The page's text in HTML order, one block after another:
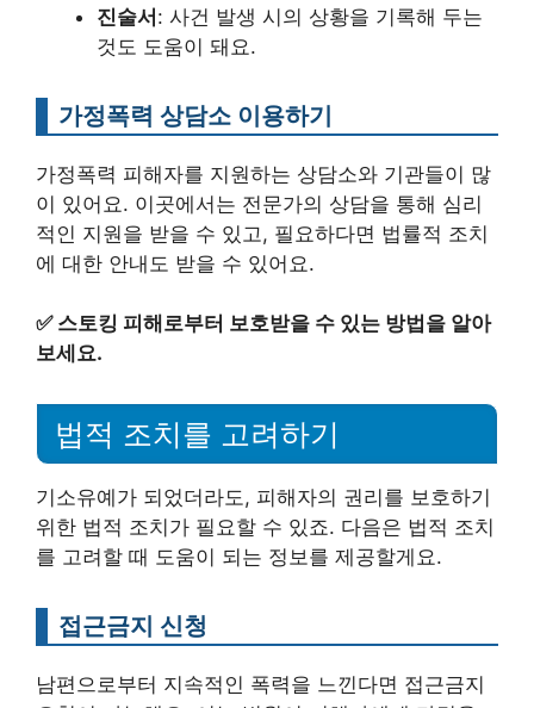
진술서: 사건 발생 시의 상황을 기록해 두는
것도 도움이 돼요.
가정폭력 상담소 이용하기
가정폭력 피해자를 지원하는 상담소와 기관들이 많
이 있어요. 이곳에서는 전문가의 상담을 통해 심리
적인 지원을 받을 수 있고, 필요하다면 법률적 조치
에 대한 안내도 받을 수 있어요.
✅ 스토킹 피해로부터 보호받을 수 있는 방법을 알아
보세요.
법적 조치를 고려하기
기소유예가 되었더라도, 피해자의 권리를 보호하기
위한 법적 조치가 필요할 수 있죠. 다음은 법적 조치
를 고려할 때 도움이 되는 정보를 제공할게요.
접근금지 신청
남편으로부터 지속적인 폭력을 느낀다면 접근금지